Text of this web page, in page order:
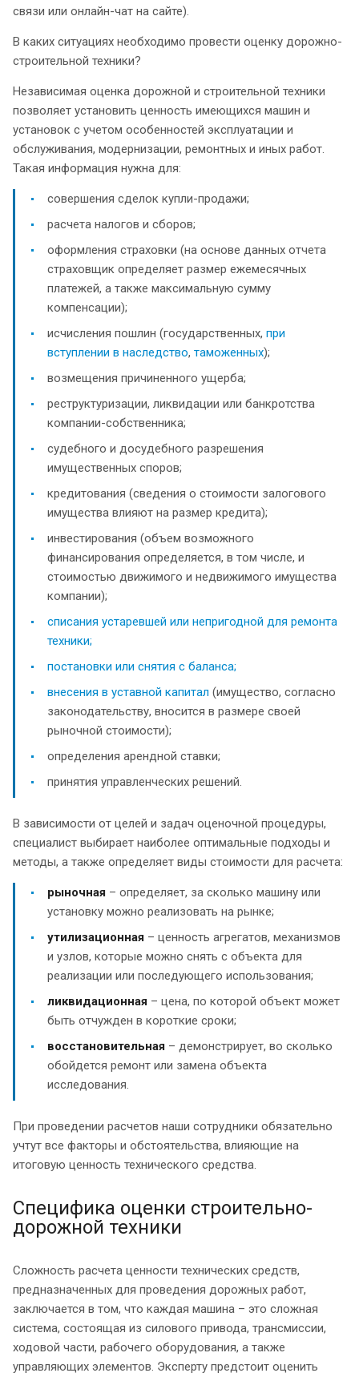
связи или онлайн-чат на сайте).
В каких ситуациях необходимо провести оценку дорожно-
строительной техники?
Независимая оценка дорожной и строительной техники
позволяет установить ценность имеющихся машин и
установок с учетом особенностей эксплуатации и
обслуживания, модернизации, ремонтных и иных работ.
Такая информация нужна для:
совершения сделок купли-продажи;
расчета налогов и сборов;
оформления страховки (на основе данных отчета
страховщик определяет размер ежемесячных
платежей, а также максимальную сумму
компенсации);
исчисления пошлин (государственных, при
вступлении в наследство, таможенных);
возмещения причиненного ущерба;
реструктуризации, ликвидации или банкротства
компании-собственника;
судебного и досудебного разрешения
имущественных споров;
кредитования (сведения о стоимости залогового
имущества влияют на размер кредита);
инвестирования (объем возможного
финансирования определяется, в том числе, и
стоимостью движимого и недвижимого имущества
компании);
списания устаревшей или непригодной для ремонта
техники;
постановки или снятия с баланса;
внесения в уставной капитал (имущество, согласно
законодательству, вносится в размере своей
рыночной стоимости);
определения арендной ставки;
принятия управленческих решений.
В зависимости от целей и задач оценочной процедуры,
специалист выбирает наиболее оптимальные подходы и
методы, а также определяет виды стоимости для расчета:
рыночная – определяет, за сколько машину или
установку можно реализовать на рынке;
утилизационная – ценность агрегатов, механизмов
и узлов, которые можно снять с объекта для
реализации или последующего использования;
ликвидационная – цена, по которой объект может
быть отчужден в короткие сроки;
восстановительная – демонстрирует, во сколько
обойдется ремонт или замена объекта
исследования.
При проведении расчетов наши сотрудники обязательно
учтут все факторы и обстоятельства, влияющие на
итоговую ценность технического средства.
Специфика оценки строительно-
дорожной техники
Сложность расчета ценности технических средств,
предназначенных для проведения дорожных работ,
заключается в том, что каждая машина – это сложная
система, состоящая из силового привода, трансмиссии,
ходовой части, рабочего оборудования, а также
управляющих элементов. Эксперту предстоит оценить